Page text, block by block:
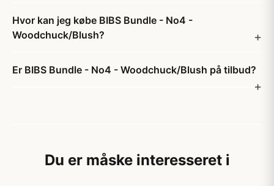
Hvor kan jeg købe BIBS Bundle - No4 -
Woodchuck/Blush?
Er BIBS Bundle - No4 - Woodchuck/Blush på tilbud?
Du er måske interesseret i